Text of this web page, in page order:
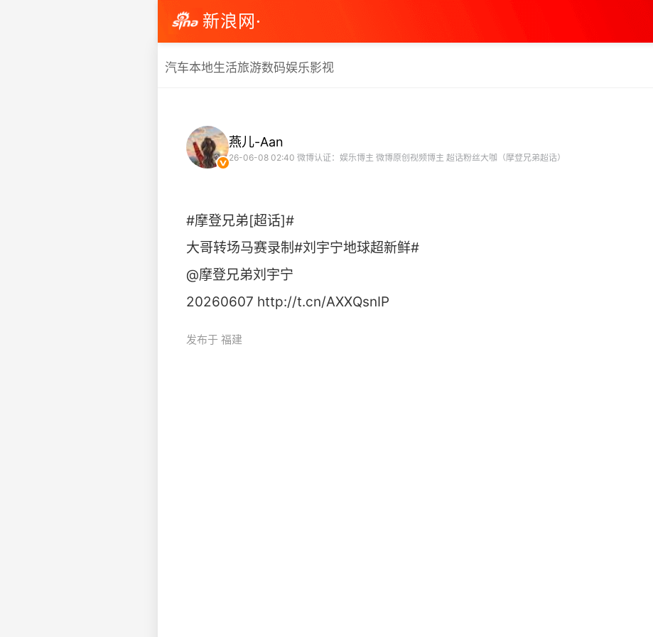
新浪网·
汽车本地生活旅游数码娱乐影视
燕儿-Aan
26-06-08 02:40 微博认证：娱乐博主 微博原创视频博主 超话粉丝大咖（摩登兄弟超话）
#摩登兄弟[超话]#
大哥转场马赛录制#刘宇宁地球超新鲜#
@摩登兄弟刘宇宁
20260607 http://t.cn/AXXQsnIP ​
发布于 福建